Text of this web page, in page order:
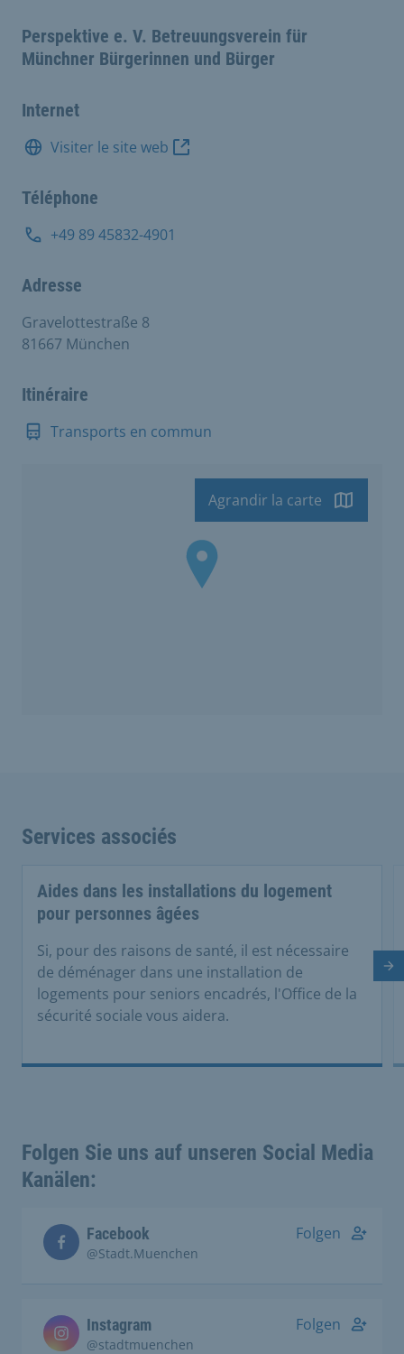
Perspektive e. V. Betreuungsverein für
Münchner Bürgerinnen und Bürger
Internet
Visiter le site web
Téléphone
+49 89 45832-4901
Adresse
Gravelottestraße 8
81667 München
Itinéraire
Transports en commun
Agrandir la carte
Services associés
Aides dans les installations du logement
pour personnes âgées
Si, pour des raisons de santé, il est nécessaire
de déménager dans une installation de
logements pour seniors encadrés, l'Office de la
sécurité sociale vous aidera.
Folgen Sie uns auf unseren Social Media
Kanälen:
Facebook
@Stadt.Muenchen
Folgen
Instagram
@stadtmuenchen
Folgen